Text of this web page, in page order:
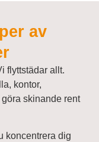
av
flyttstädar allt.
kontor,
skinande rent
koncentrera dig